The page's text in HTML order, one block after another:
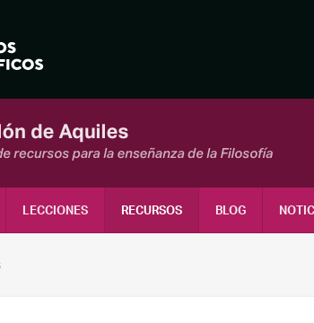
LECCIONES RECURSOS BLOG